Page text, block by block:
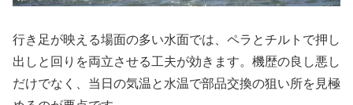
行き足が映える場面の多い水面では、ペラとチルトで押し
出しと回りを両立させる工夫が効きます。機歴の良し悪し
だけでなく、当日の気温と水温で部品交換の狙い所を見極